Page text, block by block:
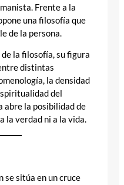
Frente a la
una filosofía que
de la persona.
la filosofía, su figura
distintas
la densidad
del
abre la posibilidad de
la verdad ni a la vida.
se sitúa en un cruce